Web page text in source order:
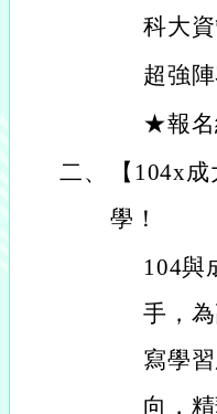
科大
超強
★報名
二、
【104x
學！
104與
手，
寫學
向，